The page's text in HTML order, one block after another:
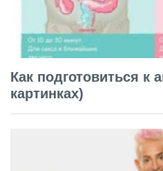
Как подготовиться к
картинках)